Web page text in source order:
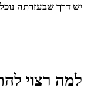
יש דרך שבעזרתה
למה רצוי